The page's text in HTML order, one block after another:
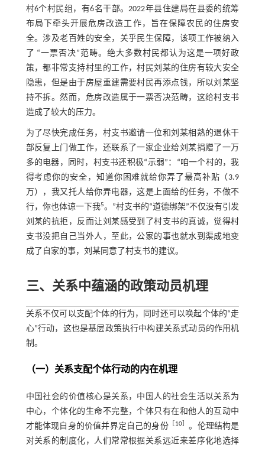
村6个村民组，有6名干部。2022年县住建局在县委的统筹
布局下牵头开展危房改造工作，旨在保障农民的住房安
全。涉及老百姓的安全，关乎民生保障，该项工作被纳入
了 “一票否决”范畴。绝大多数村民都认为这是一项好政
策，都非常支持村里的工作，村民刘某的住房有较大安全
隐患，但是由于房屋重建需要村民再添点钱，所以刘某坚
持不拆。然而，危房改造属于一票否决范畴，这给村支书
造成了较大的压力。
为了尽快完成任务，村支书邀请一位和刘某相熟的退休干
部反复上门做工作，还联系了一家企业给刘某捐赠了一万
多的电器，同时，村支书还积极“示弱”：“咱一个村的，我
得考虑你的安全，知道你困难就给你弄了最高补贴（3.9
万），我又托人给你弄电器，这是上面给的任务，不做不
行，你也体谅一下我5。”村支书的“道德绑架”不仅没有引发
刘某的抗拒，反而让刘某感受到了村支书的真诚，觉得村
支书没把自己当外人，至此，公家的事也就水到渠成地变
成了自家的事，刘某同意了村支书的建议。
三、关系中蕴涵的政策动员机理
关系不仅可以支配个体的行为，同时还可以唤起个体的“走
心”行动，这也是基层政策执行中构建关系式动员的作用机
制。
（一）关系支配个体行动的内在机理
中国社会的价值核心是关系，中国人的社会生活以关系为
中心，个体化的生命不完整，个体只有在和他人的互动中
才能体现自身的价值并界定自己的身份［ 10
。伦理结构是
对关系的制度化，人们常常根据关系远近来差序化地选择